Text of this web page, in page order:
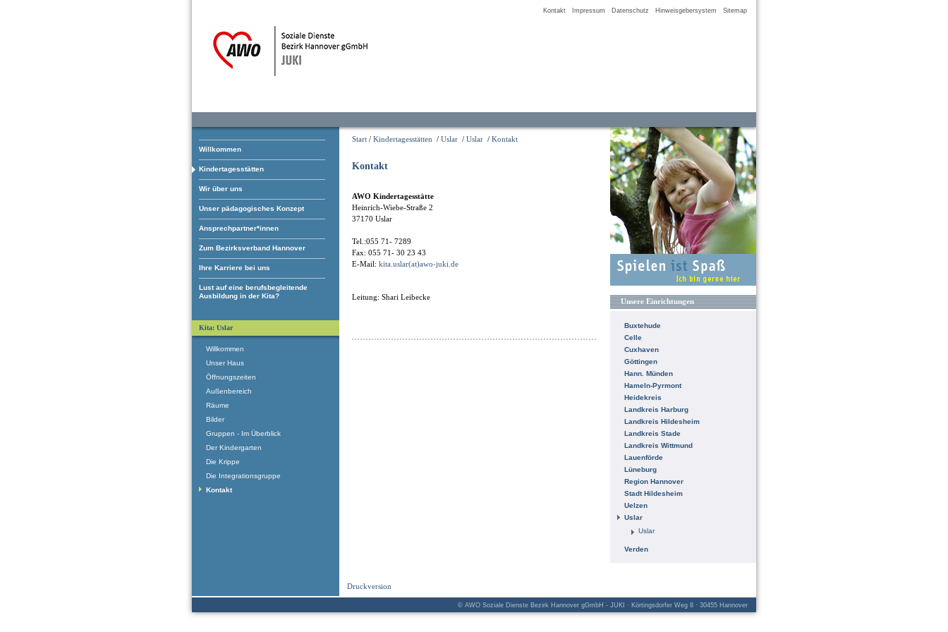
Kontakt Impressum Datenschutz Hinweisgebersystem Sitemap
Willkommen
Kindertagesstätten
Wir über uns
Unser pädagogisches Konzept
Ansprechpartner*innen
Zum Bezirksverband Hannover
Ihre Karriere bei uns
Lust auf eine berufsbegleitende
Ausbildung in der Kita?
Start / Kindertagesstätten / Uslar / Uslar / Kontakt
Kontakt
AWO Kindertagesstätte
Heinrich-Wiebe-Straße 2
37170 Uslar
Tel.:055 71- 7289
Fax: 055 71- 30 23 43
E-Mail: kita.uslar(at)awo-juki.de
Leitung: Shari Leibecke Unsere Einrichtungen
Buxtehude
Celle
Cuxhaven
Göttingen
Hann. Münden
Hameln-Pyrmont
Heidekreis
Landkreis Harburg
Landkreis Hildesheim
Landkreis Stade
Landkreis Wittmund
Lauenförde
Lüneburg
Region Hannover
Stadt Hildesheim
Uelzen
Uslar
Uslar
Verden
Druckversion
Kita: Uslar
Willkommen
Unser Haus
Öffnungszeiten
Außenbereich
Räume
Bilder
Gruppen - Im Überblick
Der Kindergarten
Die Krippe
Die Integrationsgruppe
Kontakt
© AWO Soziale Dienste Bezirk Hannover gGmbH - JUKI · Körtingsdorfer Weg 8 · 30455 Hannover